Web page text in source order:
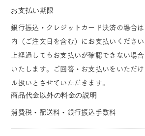
お支払い期限
銀行振込・クレジットカード決済の場合
内（ご注文日を含む）にお支払いくださ
上経過してもお支払いが確認できない場
いたします。ご回答・お支払いをいただ
ル扱いとさせていただきます。
商品代金以外の料金の説明
消費税・配送料・銀行振込手数料